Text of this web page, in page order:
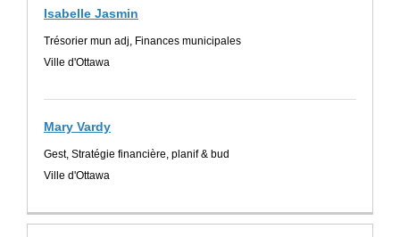
Isabelle Jasmin
Trésorier mun adj, Finances municipales
Ville d'Ottawa
Mary Vardy
Gest, Stratégie financière, planif & bud
Ville d'Ottawa